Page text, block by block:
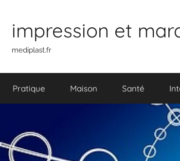
contenuimpression et
mediplast.fr
Pratique Maison Santé